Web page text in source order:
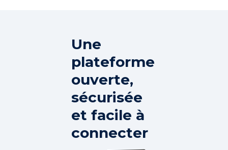
Une
plateforme
ouverte,
sécurisée
et facile à
connecter